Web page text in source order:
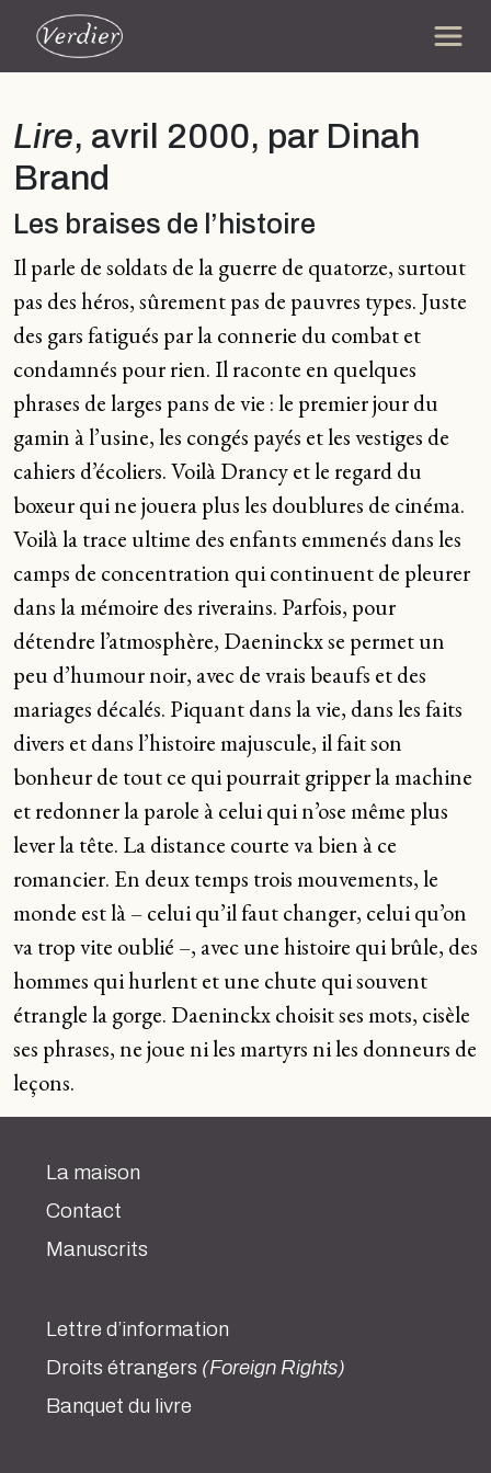
Lire, avril 2000, par Dinah
Brand
Les braises de l’histoire
Il parle de soldats de la guerre de quatorze, surtout
pas des héros, sûrement pas de pauvres types. Juste
des gars fatigués par la connerie du combat et
condamnés pour rien. Il raconte en quelques
phrases de larges pans de vie : le premier jour du
gamin à l’usine, les congés payés et les vestiges de
cahiers d’écoliers. Voilà Drancy et le regard du
boxeur qui ne jouera plus les doublures de cinéma.
Voilà la trace ultime des enfants emmenés dans les
camps de concentration qui continuent de pleurer
dans la mémoire des riverains. Parfois, pour
détendre l’atmosphère, Daeninckx se permet un
peu d’humour noir, avec de vrais beaufs et des
mariages décalés. Piquant dans la vie, dans les faits
divers et dans l’histoire majuscule, il fait son
bonheur de tout ce qui pourrait gripper la machine
et redonner la parole à celui qui n’ose même plus
lever la tête. La distance courte va bien à ce
romancier. En deux temps trois mouvements, le
monde est là – celui qu’il faut changer, celui qu’on
va trop vite oublié –, avec une histoire qui brûle, des
hommes qui hurlent et une chute qui souvent
étrangle la gorge. Daeninckx choisit ses mots, cisèle
ses phrases, ne joue ni les martyrs ni les donneurs de
leçons.
La maison
Contact
Manuscrits
Lettre d’information
Droits étrangers (Foreign Rights)
Banquet du livre